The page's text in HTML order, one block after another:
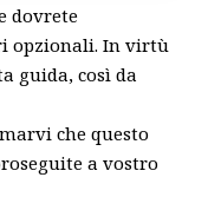
dovrete
opzionali. In virtù
guida, così da
che questo
a vostro